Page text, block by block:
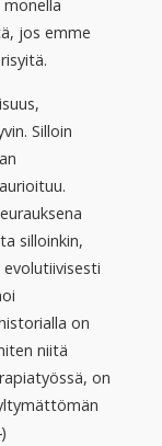
jos emme
Silloin
silloinkin,
on
niitä
on